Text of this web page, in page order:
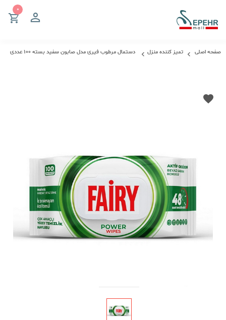
صفحه اصلی تمیز کننده منزل دستمال مرطوب فیری مدل صابون سفید بسته 100 عددی